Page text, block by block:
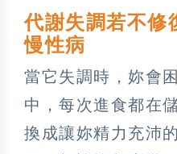
代謝失調若不
慢性病
當它失調時，妳會
中，每次進食都在
換成讓妳精力充沛